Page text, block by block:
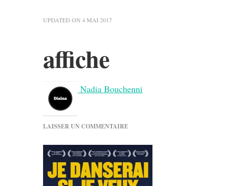
UPDATED ON 4 MAI 2017
affiche
Nadia Bouchenni
LAISSER UN COMMENTAIRESUR